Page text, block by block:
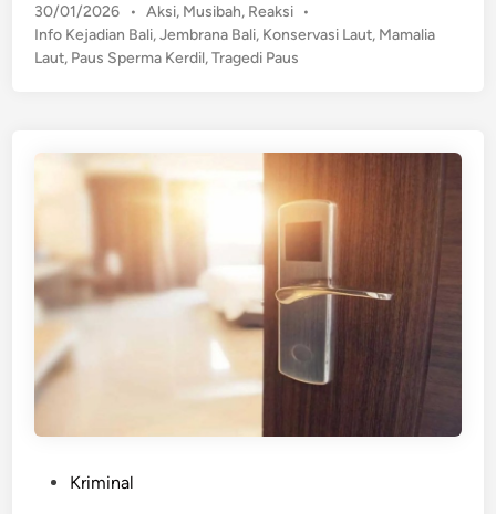
b
o
h
a
s
S
p
e
r
r
30/01/2026 • P
o
s
i
n
Aksi, Musibah, Reaksi •
Info Kejadian Bali,Jembrana Bali, Konservasi Laut, Mamalia
Laut, Paus Sperma Kerdil,Tragedi Paus
Kriminal